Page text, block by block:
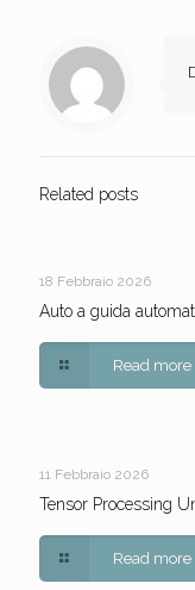
Related posts
18 Febbraio 2026
Auto a guida
Read more
11 Febbraio 2026
Tensor Processing
Read more